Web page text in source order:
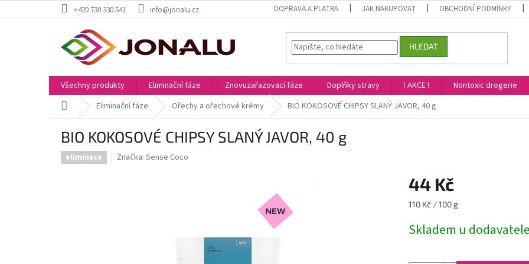
na
+420 730 330 541 info@jonalu.cz DOPRAVA A PLATBA JAK NAKUPOVAT OBCHODNÍ PODMÍNKY
HLEDAT
Všechny produkty Eliminační fáze Znovuzařazovací fáze Doplňky stravy ! AKCE ! Nontoxic drogerie
Domů Eliminační fáze Ořechy a ořechové krémy BIO KOKOSOVÉ CHIPSY SLANÝ JAVOR, 40 g
BIO KOKOSOVÉ CHIPSY SLANÝ JAVOR, 40 g
eliminace Značka: Sense Coco
44 Kč
Měrná
110 Kč / 100 g
Skladem u dodavatele